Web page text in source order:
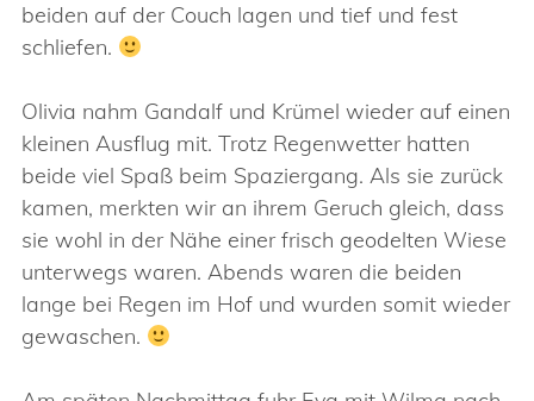
beiden auf der Couch lagen und tief und fest
schliefen.
Olivia nahm Gandalf und Krümel wieder auf einen
kleinen Ausflug mit. Trotz Regenwetter hatten
beide viel Spaß beim Spaziergang. Als sie zurück
kamen, merkten wir an ihrem Geruch gleich, dass
sie wohl in der Nähe einer frisch geodelten Wiese
unterwegs waren. Abends waren die beiden
lange bei Regen im Hof und wurden somit wieder
gewaschen.